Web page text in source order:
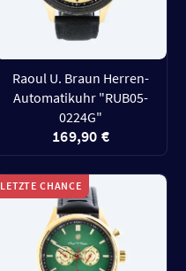
Raoul U. Braun Herren-
Automatikuhr "RUB05-
0224G"
169,90 €
LETZTE CHANCE